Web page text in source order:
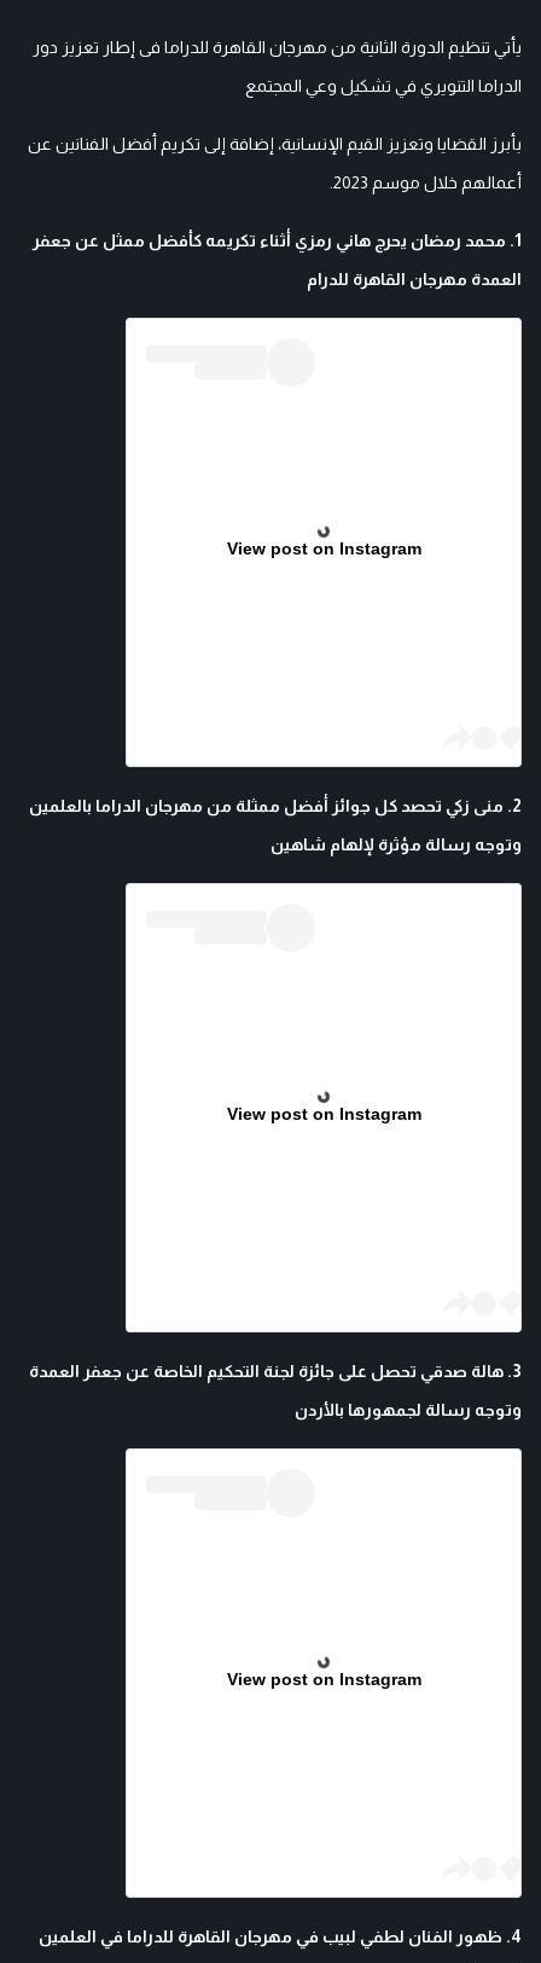
يأتي تنظيم الدورة الثانية من مهرجان القاهرة للدراما فى إطار تعزيز دور
الدراما التنويري في تشكيل وعي المجتمع
بأبرز القضايا وتعزيز القيم الإنسانية، إضافة إلى تكريم أفضل الفنانين عن
أعمالهم خلال موسم 2023.
1. محمد رمضان يحرج هاني رمزي أثناء تكريمه كأفضل ممثل عن جعفر
العمدة مهرجان القاهرة للدرام
View post on Instagram
2. منى زكي تحصد كل جوائز أفضل ممثلة من مهرجان الدراما بالعلمين
وتوجه رسالة مؤثرة لإلهام شاهين
View post on Instagram
3. هالة صدقي تحصل على جائزة لجنة التحكيم الخاصة عن جعفر العمدة
وتوجه رسالة لجمهورها بالأردن
View post on Instagram
4. ظهور الفنان لطفي لبيب في مهرجان القاهرة للدراما في العلمين